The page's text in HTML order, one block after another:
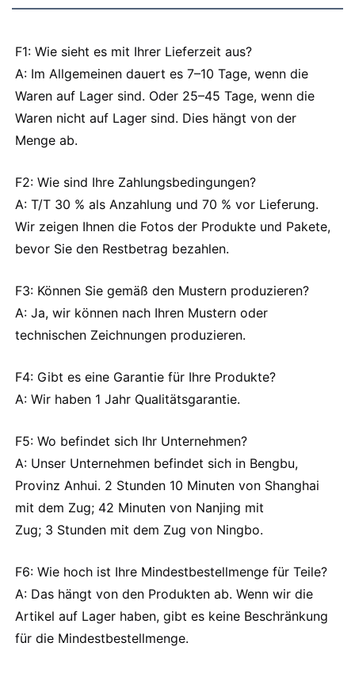
F1: Wie sieht es mit Ihrer Lieferzeit aus?
A: Im Allgemeinen dauert es 7–10 Tage, wenn die
Waren auf Lager sind. Oder 25–45 Tage, wenn die
Waren nicht auf Lager sind. Dies hängt von der
Menge ab.
F2: Wie sind Ihre Zahlungsbedingungen?
A: T/T 30 % als Anzahlung und 70 % vor Lieferung.
Wir zeigen Ihnen die Fotos der Produkte und Pakete,
bevor Sie den Restbetrag bezahlen.
F3: Können Sie gemäß den Mustern produzieren?
A: Ja, wir können nach Ihren Mustern oder
technischen Zeichnungen produzieren.
F4: Gibt es eine Garantie für Ihre Produkte?
A: Wir haben 1 Jahr Qualitätsgarantie.
F5: Wo befindet sich Ihr Unternehmen?
A: Unser Unternehmen befindet sich in Bengbu,
Provinz Anhui. 2 Stunden 10 Minuten von Shanghai
mit dem Zug; 42 Minuten von Nanjing mit
Zug; 3 Stunden mit dem Zug von Ningbo.
F6: Wie hoch ist Ihre Mindestbestellmenge für Teile?
A: Das hängt von den Produkten ab. Wenn wir die
Artikel auf Lager haben, gibt es keine Beschränkung
für die Mindestbestellmenge.